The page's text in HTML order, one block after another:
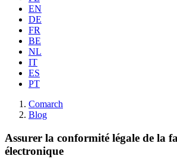
EN
DE
FR
BE
NL
IT
ES
PT
Comarch
Blog
Assurer la conformité légale de la
électronique